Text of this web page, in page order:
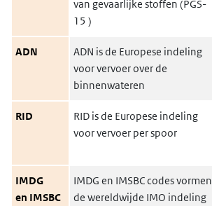
van gevaarlijke stoffen (PGS-
15 )
ADN
ADN is de Europese indeling
voor vervoer over de
binnenwateren
RID
RID is de Europese indeling
voor vervoer per spoor
IMDG
en IMSBC
IMDG en IMSBC codes vormen
de wereldwijde IMO indeling